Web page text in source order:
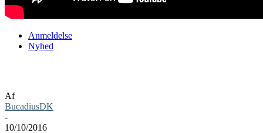
Anmeldelse
Nyhed
Af
BucadiusDK
-
10/10/2016